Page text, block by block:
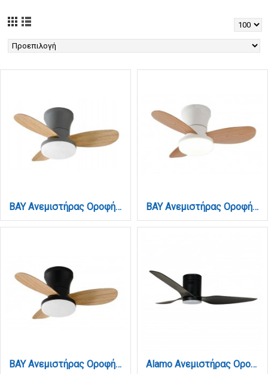
BAY Ανεμιστήρας Οροφής με LED 20W, DC Μοτέρ & Smart App - Γκρι / Ξύλο (102000930) BAY Ανεμιστήρας Οροφής με LED 20W, DC Μοτέρ & Smart App - Λευκό/Ξύλο (102000910)
BAY Ανεμιστήρας Οροφής με LED 20W, DC Μοτέρ & Smart App - Μαύρο/Ξύλο (102000920) Alamo Ανεμιστήρας Οροφής με LED 15W, DC Μοτέρ & Smart App - Total Black (102000520)